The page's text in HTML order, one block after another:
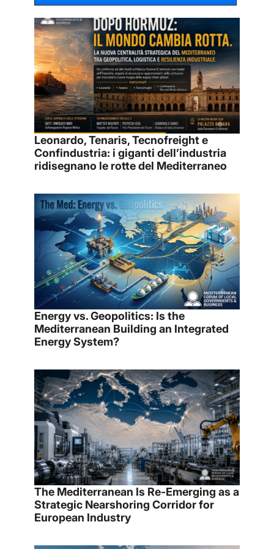
Leonardo, Tenaris, Tecnofreight e
Confindustria: i giganti dell’industria
ridisegnano le rotte del Mediterraneo
Energy vs. Geopolitics: Is the
Mediterranean Building an Integrated
Energy System?
The Mediterranean Is Re-Emerging as a
Strategic Nearshoring Corridor for
European Industry